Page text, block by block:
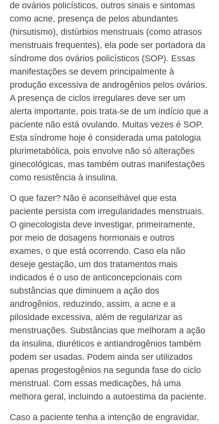
de ovários policísticos, outros sinais e sintomas
como acne, presença de pelos abundantes
(hirsutismo), distúrbios menstruais (como atrasos
menstruais frequentes), ela pode ser portadora da
síndrome dos ovários policísticos (SOP). Essas
manifestações se devem principalmente à
produção excessiva de androgênios pelos ovários.
A presença de ciclos irregulares deve ser um
alerta importante, pois trata-se de um indício que a
paciente não está ovulando. Muitas vezes é SOP.
Esta síndrome hoje é considerada uma patologia
plurimetabólica, pois envolve não só alterações
ginecológicas, mas também outras manifestações
como resistência à insulina.
O que fazer? Não é aconselhável que esta
paciente persista com irregularidades menstruais.
O ginecologista deve investigar, primeiramente,
por meio de dosagens hormonais e outros
exames, o que está ocorrendo. Caso ela não
deseje gestação, um dos tratamentos mais
indicados é o uso de anticoncepcionais com
substâncias que diminuem a ação dos
androgênios, reduzindo, assim, a acne e a
pilosidade excessiva, além de regularizar as
menstruações. Substâncias que melhoram a ação
da insulina, diuréticos e antiandrogênios também
podem ser usadas. Podem ainda ser utilizados
apenas progestogênios na segunda fase do ciclo
menstrual. Com essas medicações, há uma
melhora geral, incluindo a autoestima da paciente.
Caso a paciente tenha a intenção de engravidar,